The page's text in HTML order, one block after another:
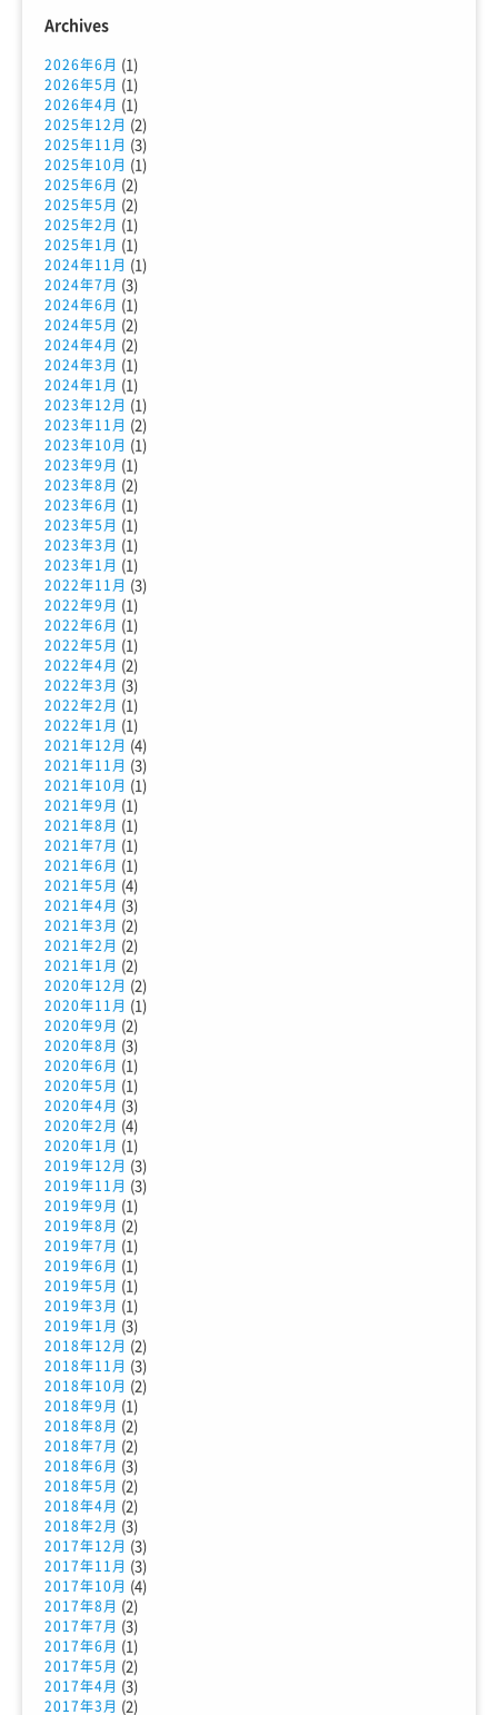
Archives
2026年6月 (1)
2026年5月 (1)
2026年4月 (1)
2025年12月 (2)
2025年11月 (3)
2025年10月 (1)
2025年6月 (2)
2025年5月 (2)
2025年2月 (1)
2025年1月 (1)
2024年11月 (1)
2024年7月 (3)
2024年6月 (1)
2024年5月 (2)
2024年4月 (2)
2024年3月 (1)
2024年1月 (1)
2023年12月 (1)
2023年11月 (2)
2023年10月 (1)
2023年9月 (1)
2023年8月 (2)
2023年6月 (1)
2023年5月 (1)
2023年3月 (1)
2023年1月 (1)
2022年11月 (3)
2022年9月 (1)
2022年6月 (1)
2022年5月 (1)
2022年4月 (2)
2022年3月 (3)
2022年2月 (1)
2022年1月 (1)
2021年12月 (4)
2021年11月 (3)
2021年10月 (1)
2021年9月 (1)
2021年8月 (1)
2021年7月 (1)
2021年6月 (1)
2021年5月 (4)
2021年4月 (3)
2021年3月 (2)
2021年2月 (2)
2021年1月 (2)
2020年12月 (2)
2020年11月 (1)
2020年9月 (2)
2020年8月 (3)
2020年6月 (1)
2020年5月 (1)
2020年4月 (3)
2020年2月 (4)
2020年1月 (1)
2019年12月 (3)
2019年11月 (3)
2019年9月 (1)
2019年8月 (2)
2019年7月 (1)
2019年6月 (1)
2019年5月 (1)
2019年3月 (1)
2019年1月 (3)
2018年12月 (2)
2018年11月 (3)
2018年10月 (2)
2018年9月 (1)
2018年8月 (2)
2018年7月 (2)
2018年6月 (3)
2018年5月 (2)
2018年4月 (2)
2018年2月 (3)
2017年12月 (3)
2017年11月 (3)
2017年10月 (4)
2017年8月 (2)
2017年7月 (3)
2017年6月 (1)
2017年5月 (2)
2017年4月 (3)
2017年3月 (2)